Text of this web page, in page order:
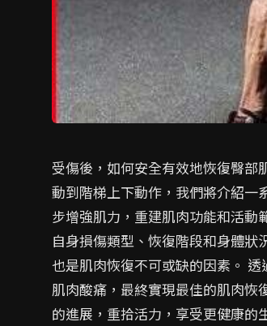
受傷後，如何安全有效地恢復臀部
動到階梯上下動作，我們將介紹一
步增強肌力，重建肌肉功能和活動
自身損傷類型、恢復階段和身體
也是肌肉恢復不可或缺的因素。
肌肉酸痛，最終實現最佳的肌肉恢
的進展，重拾活力，享受更健康的